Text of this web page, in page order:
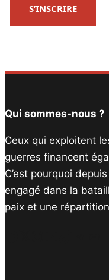
S’INSCRIRE
Qui sommes-nous ?
Ceux qui exploitent
guerres financent
C’est pourquoi
engagé dans la
paix et une